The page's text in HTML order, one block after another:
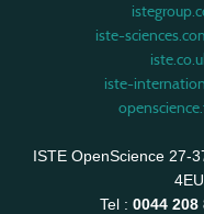
iste-
iste-
ISTE OpenScience 27-
Tel : 0044 208